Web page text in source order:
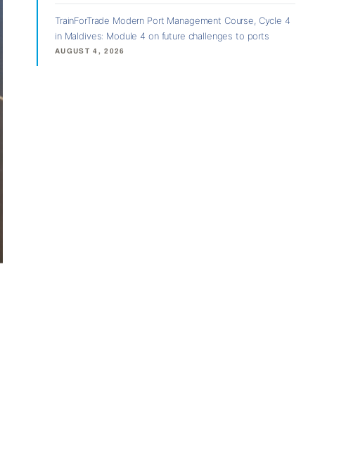
TrainForTrade Modern Port Management Course, Cycle 4
in Maldives: Module 4 on future challenges to ports
AUGUST 4, 2026